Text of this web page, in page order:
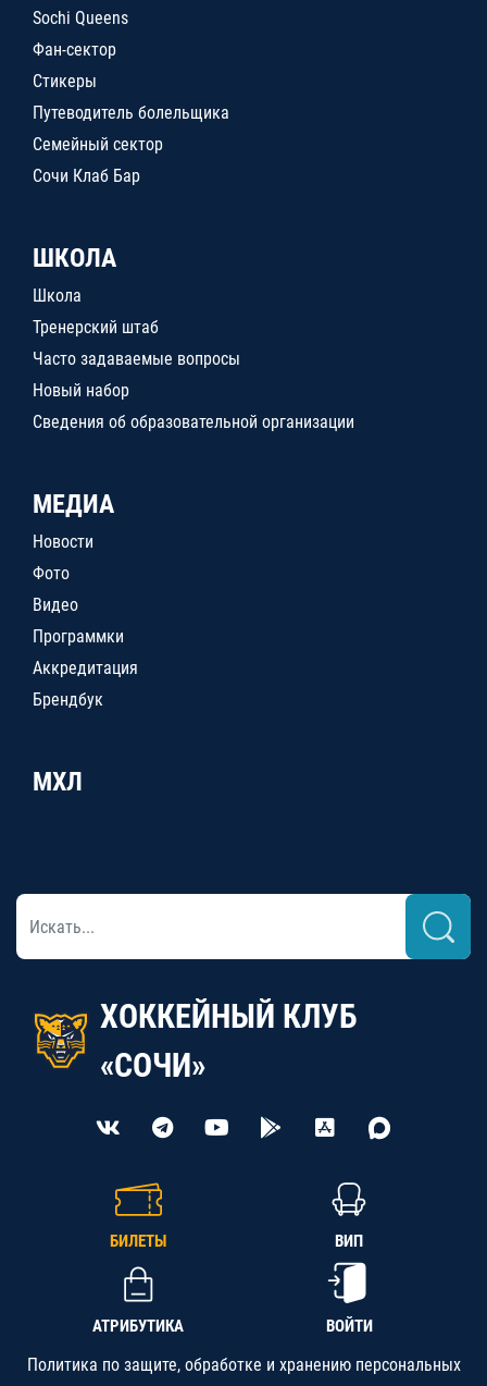
Sochi Queens
Фан-сектор
Стикеры
Путеводитель болельщика
Семейный сектор
Сочи Клаб Бар
ШКОЛА
Школа
Тренерский штаб
Часто задаваемые вопросы
Новый набор
Сведения об образовательной организации
МЕДИА
Новости
Фото
Видео
Программки
Аккредитация
Брендбук
МХЛ
ХОККЕЙНЫЙ КЛУБ
«СОЧИ»
БИЛЕТЫ ВИП
АТРИБУТИКА ВОЙТИ
Политика по защите, обработке и хранению персональных